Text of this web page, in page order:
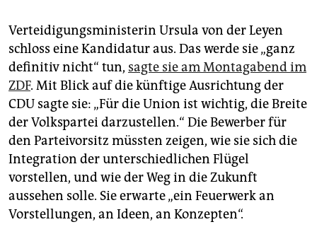
Verteidigungsministerin Ursula von der Leyen
schloss eine Kandidatur aus. Das werde sie „ganz
definitiv nicht“ tun, sagte sie am Montagabend im
ZDF. Mit Blick auf die künftige Ausrichtung der
CDU sagte sie: „Für die Union ist wichtig, die Breite
der Volkspartei darzustellen.“ Die Bewerber für
den Parteivorsitz müssten zeigen, wie sie sich die
Integration der unterschiedlichen Flügel
vorstellen, und wie der Weg in die Zukunft
aussehen solle. Sie erwarte „ein Feuerwerk an
Vorstellungen, an Ideen, an Konzepten“.